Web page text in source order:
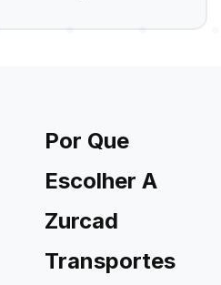
Por Que
Escolher A
Zurcad
Transportes